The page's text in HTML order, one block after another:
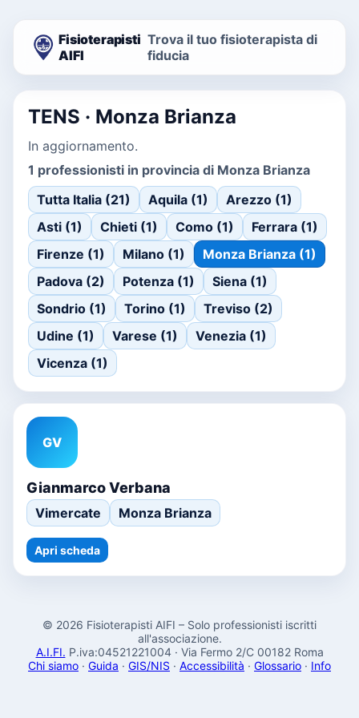
Fisioterapisti
AIFI
Trova il tuo fisioterapista di
fiducia
TENS · Monza Brianza
In aggiornamento.
1 professionisti in provincia di Monza Brianza
Tutta Italia (21)
Aquila (1)
Arezzo (1)
Asti (1)
Chieti (1) Como (1)
Ferrara (1)
Firenze (1)
Milano (1)
Monza Brianza (1)
Padova (2)
Potenza (1)
Siena (1)
Sondrio (1)
Torino (1)
Treviso (2)
Udine (1)
Varese (1)
Venezia (1)
Vicenza (1)
GV
Gianmarco Verbana
Vimercate Monza Brianza
Apri scheda
© 2026 Fisioterapisti AIFI – Solo professionisti iscritti
all'associazione.
A.I.FI. P.iva:04521221004 · Via Fermo 2/C 00182 Roma
Chi siamo · Guida · GIS/NIS · Accessibilità · Glossario · Info